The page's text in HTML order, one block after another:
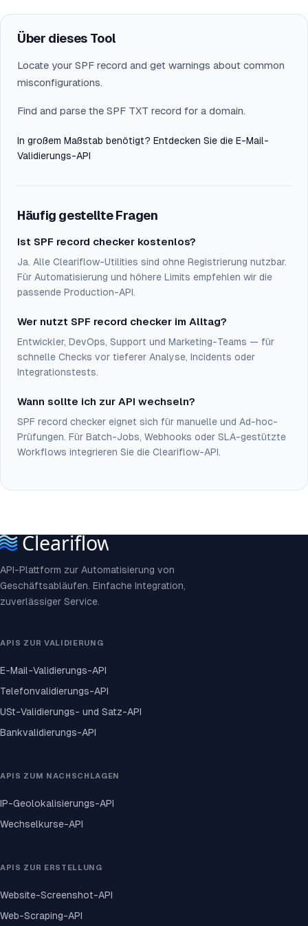
Über dieses Tool
Locate your SPF record and get warnings about common
misconfigurations.
Find and parse the SPF TXT record for a domain.
In großem Maßstab benötigt? Entdecken Sie die E-Mail-
Validierungs-API
Häufig gestellte Fragen
Ist SPF record checker kostenlos?
Ja. Alle Cleariflow-Utilities sind ohne Registrierung nutzbar.
Für Automatisierung und höhere Limits empfehlen wir die
passende Production-API.
Wer nutzt SPF record checker im Alltag?
Entwickler, DevOps, Support und Marketing-Teams — für
schnelle Checks vor tieferer Analyse, Incidents oder
Integrationstests.
Wann sollte ich zur API wechseln?
SPF record checker eignet sich für manuelle und Ad-hoc-
Prüfungen. Für Batch-Jobs, Webhooks oder SLA-gestützte
Workflows integrieren Sie die Cleariflow-API.
API-Plattform zur Automatisierung von
Geschäftsabläufen. Einfache Integration,
zuverlässiger Service.
APIS ZUR VALIDIERUNG
E-Mail-Validierungs-API
Telefonvalidierungs-API
USt-Validierungs- und Satz-API
Bankvalidierungs-API
APIS ZUM NACHSCHLAGEN
IP-Geolokalisierungs-API
Wechselkurse-API
APIS ZUR ERSTELLUNG
Website-Screenshot-API
Web-Scraping-API